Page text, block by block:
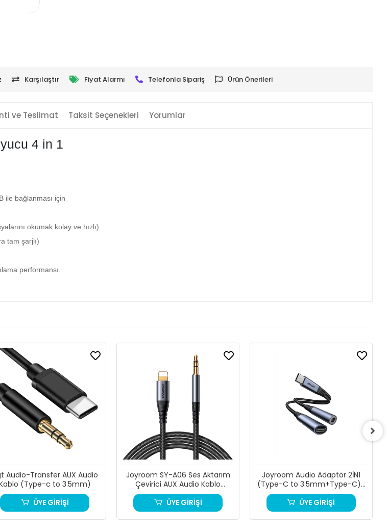
Karşılaştır Fiyat Alarmı Telefonla Sipariş Ürün Önerileri
ve Teslimat Taksit Seçenekleri Yorumlar
4 in 1
ile bağlanması için
okumak kolay ve hızlı)
tam şarjlı)
performansı.
Audio-Transfer AUX Audio
(Type-c to 3.5mm)
ÜYE GİRİŞİ
Joyroom SY-A06 Ses Aktarım
Çevirici AUX Audio Kablo
Lightning’den 3.5mm
ÜYE GİRİŞİ
Joyroom Audio Adaptör 2İN1
(Type-C to 3.5mm+Type-C)-
Siyah
ÜYE GİRİŞİ